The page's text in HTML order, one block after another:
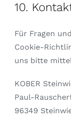
10.
Für Fragen
Cookie-
uns bitte
KOBER
Paul-
96349